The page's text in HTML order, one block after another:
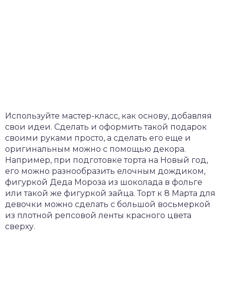
Используйте мастер-класс, как основу, добавляя
свои идеи. Сделать и оформить такой подарок
своими руками просто, а сделать его еще и
оригинальным можно с помощью декора.
Например, при подготовке торта на Новый год,
его можно разнообразить елочным дождиком,
фигуркой Деда Мороза из шоколада в фольге
или такой же фигуркой зайца. Торт к 8 Марта для
девочки можно сделать с большой восьмеркой
из плотной репсовой ленты красного цвета
сверху.